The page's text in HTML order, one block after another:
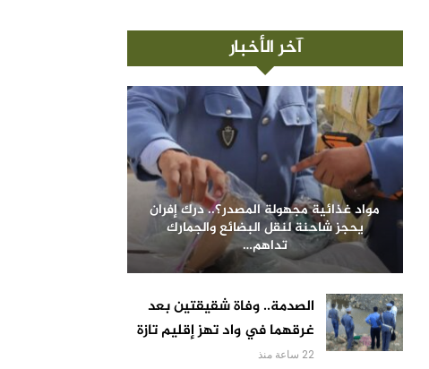
آخر الأخبار
مواد غذائية مجهولة المصدر؟.. درك إفران
يحجز شاحنة لنقل البضائع والجمارك
تداهم…
الصدمة.. وفاة شقيقتين بعد
غرقهما في واد تهز إقليم تازة
22 ساعة منذ